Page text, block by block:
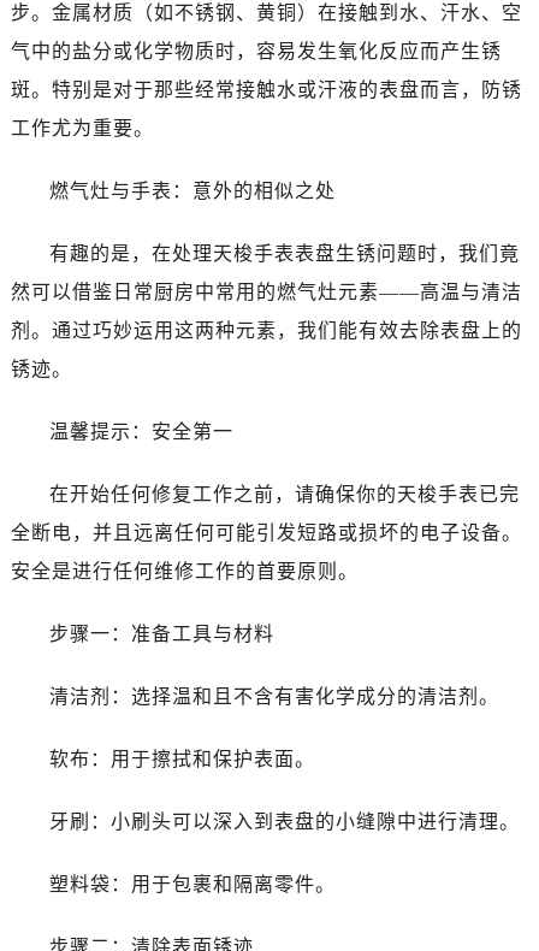
步。金属材质（如不锈钢、黄铜）在接触到水、汗水、空
气中的盐分或化学物质时，容易发生氧化反应而产生锈
斑。特别是对于那些经常接触水或汗液的表盘而言，防锈
工作尤为重要。
燃气灶与手表：意外的相似之处
有趣的是，在处理天梭手表表盘生锈问题时，我们竟
然可以借鉴日常厨房中常用的燃气灶元素——高温与清洁
剂。通过巧妙运用这两种元素，我们能有效去除表盘上的
锈迹。
温馨提示：安全第一
在开始任何修复工作之前，请确保你的天梭手表已完
全断电，并且远离任何可能引发短路或损坏的电子设备。
安全是进行任何维修工作的首要原则。
步骤一：准备工具与材料
清洁剂：选择温和且不含有害化学成分的清洁剂。
软布：用于擦拭和保护表面。
牙刷：小刷头可以深入到表盘的小缝隙中进行清理。
塑料袋：用于包裹和隔离零件。
步骤二：清除表面锈迹